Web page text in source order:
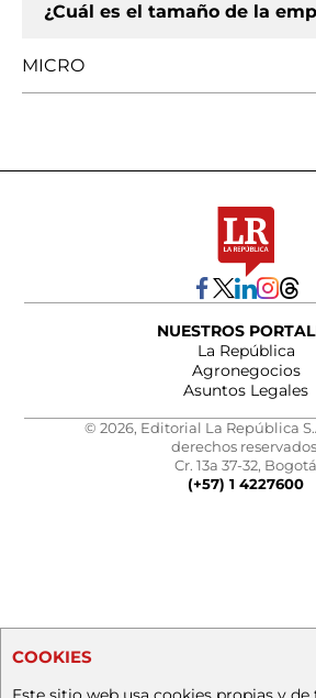
¿Cuál es el tamaño de la
MICRO
NUESTROS
La República
Agronegocios
Asuntos Legales
© 2026, Editorial La República
derechos
Cr. 13a 37-32, Bogotá
(+57) 1 4227600
COOKIES